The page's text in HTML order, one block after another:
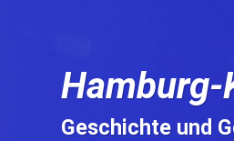
Hamburg-
Geschichte und